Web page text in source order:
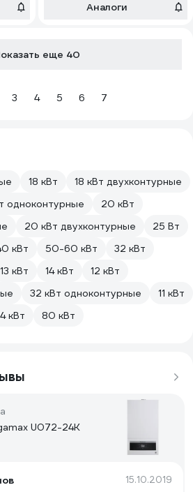
Аналоги
еще 40
3 4 5 6 7
18 кВт
18 кВт двухконтурные
одноконтурные
20 кВт
20 кВт двухконтурные
25 Вт
кВт 50-60 кВт
32 кВт
13 кВт 14 кВт
12 кВт
32 кВт одноконтурные
11 кВт
кВт 80 кВт
U072-24K
15.10.2019